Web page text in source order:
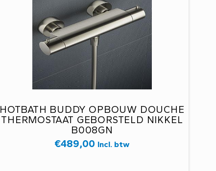
HOTBATH BUDDY OPBOUW DOUCHE
THERMOSTAAT GEBORSTELD NIKKEL
B008GN
€489,00 Incl. btw